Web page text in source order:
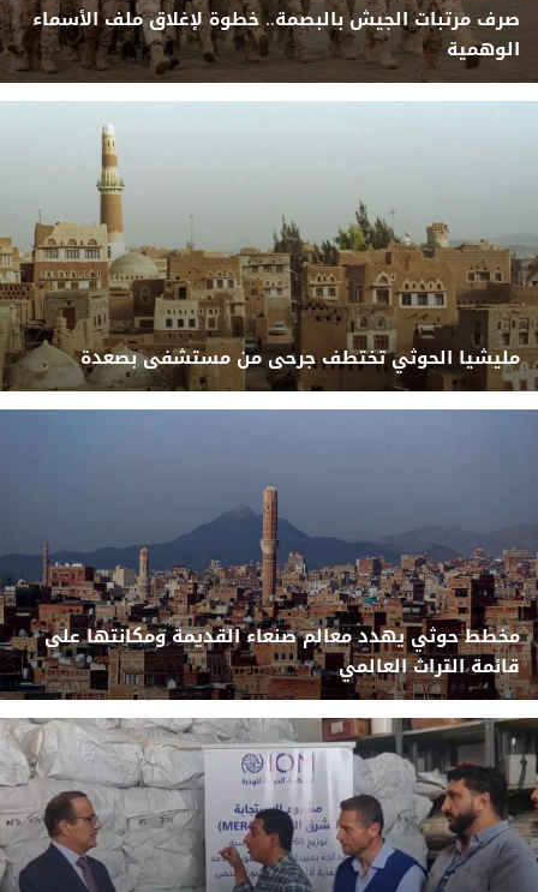
صرف مرتبات الجيش بالبصمة.. خطوة لإغلاق ملف الأسماء
الوهمية
مليشيا الحوثي تختطف جرحى من مستشفى بصعدة
مخطط حوثي يهدد معالم صنعاء القديمة ومكانتها على
قائمة التراث العالمي